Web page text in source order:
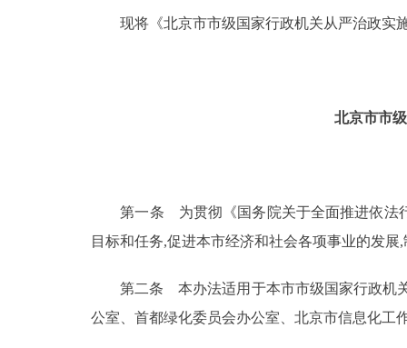
政民互动
12345网上接诉即办
现将《北京市市级国家行政机关从严治政实
北京市市
第一条 为贯彻《国务院关于全面推进依法行
目标和任务,促进本市经济和社会各项事业的发展
第二条 本办法适用于本市市级国家行政机关(
公室、首都绿化委员会办公室、北京市信息化工